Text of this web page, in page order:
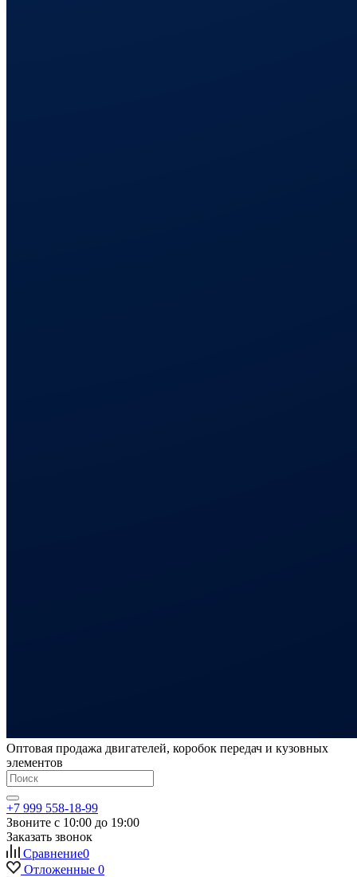
Оптовая продажа двигателей, коробок передач и кузовных
элементов
+7 999 558-18-99
Звоните с 10:00 до 19:00
Заказать звонок
Сравнение0
Отложенные 0